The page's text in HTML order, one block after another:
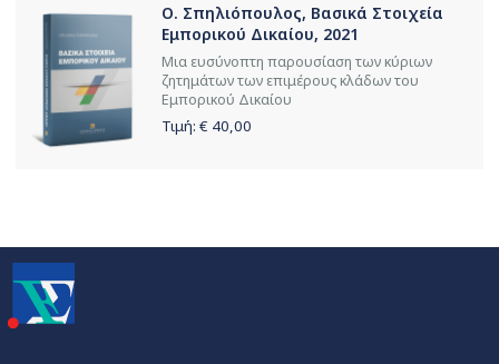
Ο. Σπηλιόπουλος, Βασικά Στοιχεία
Εμπορικού Δικαίου, 2021
Μια ευσύνοπτη παρουσίαση των κύριων
ζητημάτων των επιμέρους κλάδων του
Εμπορικού Δικαίου
Τιμή: € 40,00